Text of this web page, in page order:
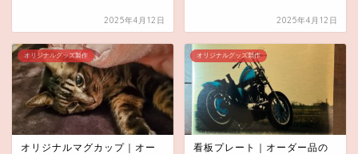
2025年4月12日 2025年4月12日
オリジナルグッズ製作
オリジナルマグカップ｜オー
オリジナルグッズ製作
看板プレート｜オーダー品の